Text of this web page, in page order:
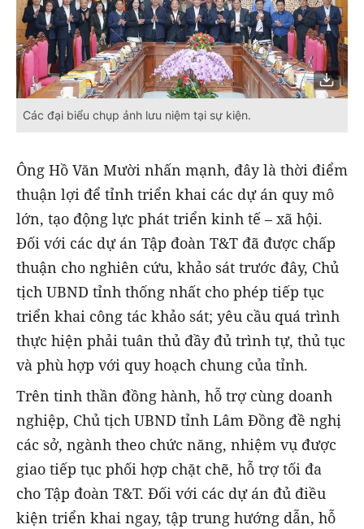
Các đại biểu chụp ảnh lưu niệm tại sự kiện.
Ông Hồ Văn Mười nhấn mạnh, đây là thời điểm
thuận lợi để tỉnh triển khai các dự án quy mô
lớn, tạo động lực phát triển kinh tế – xã hội.
Đối với các dự án Tập đoàn T&T đã được chấp
thuận cho nghiên cứu, khảo sát trước đây, Chủ
tịch UBND tỉnh thống nhất cho phép tiếp tục
triển khai công tác khảo sát; yêu cầu quá trình
thực hiện phải tuân thủ đầy đủ trình tự, thủ tục
và phù hợp với quy hoạch chung của tỉnh.
Trên tinh thần đồng hành, hỗ trợ cùng doanh
nghiệp, Chủ tịch UBND tỉnh Lâm Đồng đề nghị
các sở, ngành theo chức năng, nhiệm vụ được
giao tiếp tục phối hợp chặt chẽ, hỗ trợ tối đa
cho Tập đoàn T&T. Đối với các dự án đủ điều
kiện triển khai ngay, tập trung hướng dẫn, hỗ